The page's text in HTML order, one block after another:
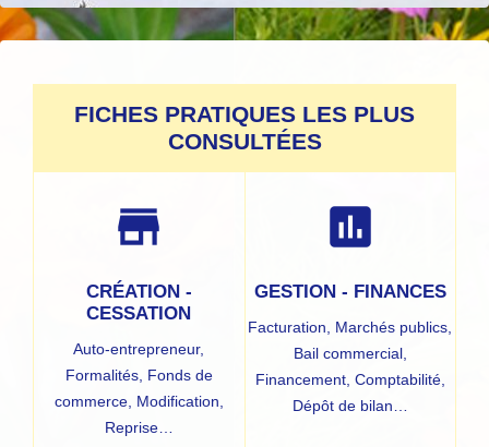
FICHES PRATIQUES LES PLUS
CONSULTÉES
store
CRÉATION -
CESSATION
Auto-entrepreneur,
Formalités, Fonds de
commerce, Modification,
Reprise…
assessment
GESTION - FINANCES
Facturation, Marchés publics,
Bail commercial,
Financement, Comptabilité,
Dépôt de bilan…